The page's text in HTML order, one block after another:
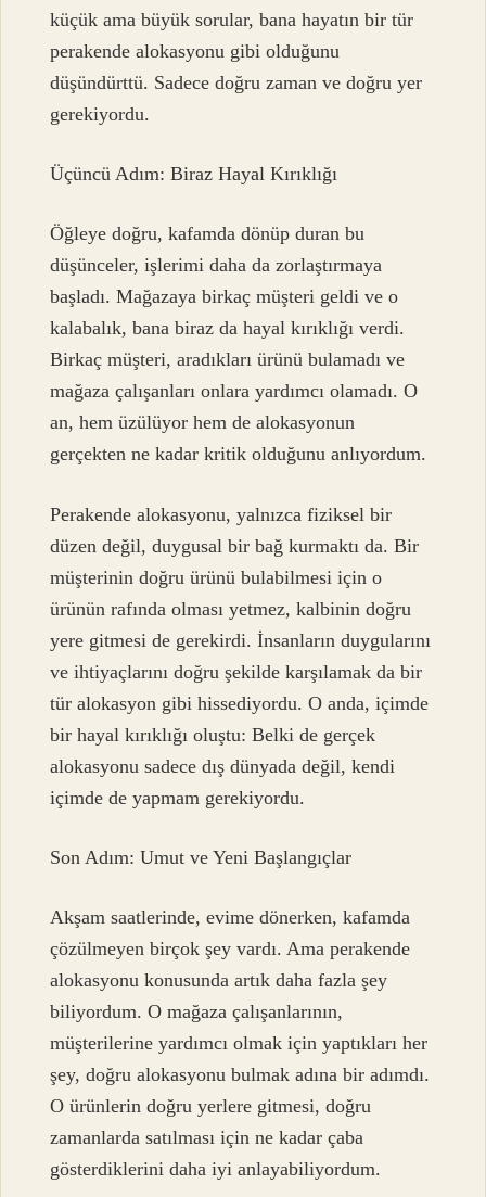
küçük ama büyük sorular, bana hayatın bir tür
perakende alokasyonu gibi olduğunu
düşündürttü. Sadece doğru zaman ve doğru yer
gerekiyordu.
Üçüncü Adım: Biraz Hayal Kırıklığı
Öğleye doğru, kafamda dönüp duran bu
düşünceler, işlerimi daha da zorlaştırmaya
başladı. Mağazaya birkaç müşteri geldi ve o
kalabalık, bana biraz da hayal kırıklığı verdi.
Birkaç müşteri, aradıkları ürünü bulamadı ve
mağaza çalışanları onlara yardımcı olamadı. O
an, hem üzülüyor hem de alokasyonun
gerçekten ne kadar kritik olduğunu anlıyordum.
Perakende alokasyonu, yalnızca fiziksel bir
düzen değil, duygusal bir bağ kurmaktı da. Bir
müşterinin doğru ürünü bulabilmesi için o
ürünün rafında olması yetmez, kalbinin doğru
yere gitmesi de gerekirdi. İnsanların duygularını
ve ihtiyaçlarını doğru şekilde karşılamak da bir
tür alokasyon gibi hissediyordu. O anda, içimde
bir hayal kırıklığı oluştu: Belki de gerçek
alokasyonu sadece dış dünyada değil, kendi
içimde de yapmam gerekiyordu.
Son Adım: Umut ve Yeni Başlangıçlar
Akşam saatlerinde, evime dönerken, kafamda
çözülmeyen birçok şey vardı. Ama perakende
alokasyonu konusunda artık daha fazla şey
biliyordum. O mağaza çalışanlarının,
müşterilerine yardımcı olmak için yaptıkları her
şey, doğru alokasyonu bulmak adına bir adımdı.
O ürünlerin doğru yerlere gitmesi, doğru
zamanlarda satılması için ne kadar çaba
gösterdiklerini daha iyi anlayabiliyordum.